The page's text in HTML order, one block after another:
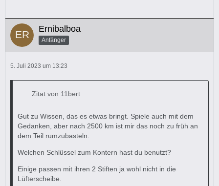
Viele Grüße, Ralf
Ernibalboa
Anfänger
5. Juli 2023 um 13:23
Zitat von 11bert
Gut zu Wissen, das es etwas bringt. Spiele auch mit dem
Gedanken, aber nach 2500 km ist mir das noch zu früh an
dem Teil rumzubasteln.
Welchen Schlüssel zum Kontern hast du benutzt?
Einige passen mit ihren 2 Stiften ja wohl nicht in die
Lüfterscheibe.